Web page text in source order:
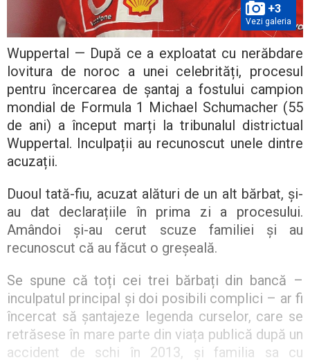
+3
Vezi galeria
Wuppertal — După ce a exploatat cu nerăbdare
lovitura de noroc a unei celebrități, procesul
pentru încercarea de șantaj a fostului campion
mondial de Formula 1 Michael Schumacher (55
de ani) a început marți la tribunalul districtual
Wuppertal. Inculpații au recunoscut unele dintre
acuzații.
Duoul tată-fiu, acuzat alături de un alt bărbat, și-
au dat declarațiile în prima zi a procesului.
Amândoi și-au cerut scuze familiei și au
recunoscut că au făcut o greșeală.
Se spune că toți cei trei bărbați din bancă –
inculpatul principal și doi posibili complici – ar fi
încercat să șantajeze legenda curselor, care se
retrăsese în mare parte din viața publică după un
accident de schi în 2013, și familia sa cu